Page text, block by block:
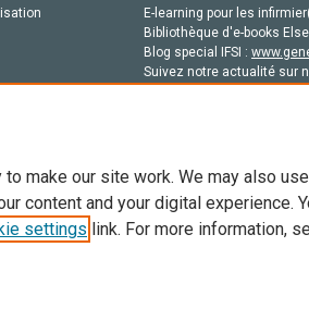
E-learning pour les
Bibliothèque d'e-books
Blog special IFSI :
Suivez notre actualité sur
© 2026 Elsevier, ses concédants de
IA et aux technologies similaires. Pour tout
make our site work. We may also
content and your digital experience.
settings link. For more information,